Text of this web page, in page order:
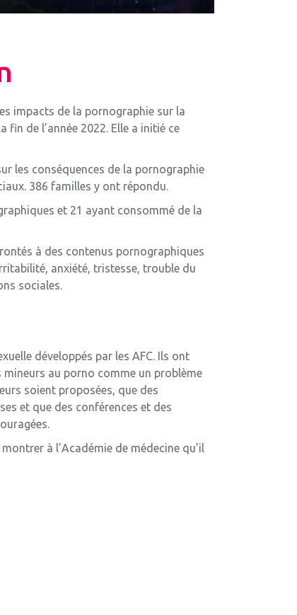
impacts de la pornographie sur la
fin de l’année 2022. Elle a initié ce
les conséquences de la pornographie
386 familles y ont répondu.
et 21 ayant consommé de la
à des contenus pornographiques
anxiété, tristesse, trouble du
sociales.
développés par les AFC. Ils ont
au porno comme un problème
soient proposées, que des
et que des conférences et des
à l’Académie de médecine qu’il